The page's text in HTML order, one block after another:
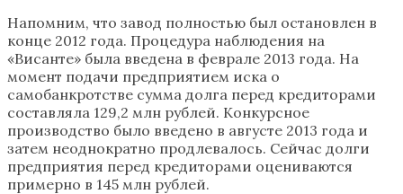
Напомним, что завод полностью был остановлен в
конце 2012 года. Процедура наблюдения на
«Висанте» была введена в феврале 2013 года. На
момент подачи предприятием иска о
самобанкротстве сумма долга перед кредиторами
составляла 129,2 млн рублей. Конкурсное
производство было введено в августе 2013 года и
затем неоднократно продлевалось. Сейчас долги
предприятия перед кредиторами оцениваются
примерно в 145 млн рублей.